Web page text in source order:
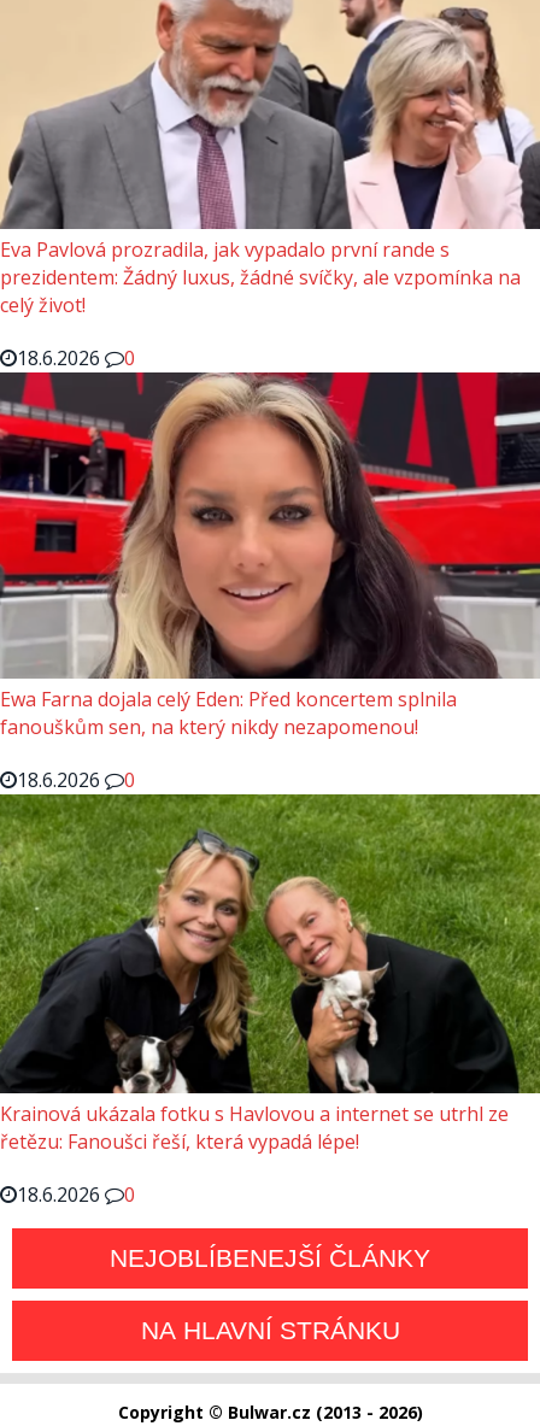
Eva Pavlová prozradila, jak vypadalo první rande s
prezidentem: Žádný luxus, žádné svíčky, ale vzpomínka na
celý život!
18.6.2026
0
Ewa Farna dojala celý Eden: Před koncertem splnila
fanouškům sen, na který nikdy nezapomenou!
18.6.2026
0
Krainová ukázala fotku s Havlovou a internet se utrhl ze
řetězu: Fanoušci řeší, která vypadá lépe!
18.6.2026
0
NEJOBLÍBENEJŠÍ ČLÁNKY
NA HLAVNÍ STRÁNKU
Copyright © Bulwar.cz (2013 - 2026)